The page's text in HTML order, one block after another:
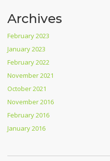
Archives
February 2023
January 2023
February 2022
November 2021
October 2021
November 2016
February 2016
January 2016